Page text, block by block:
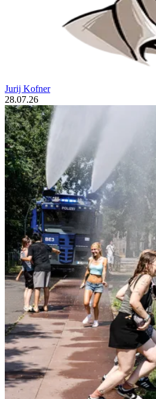
Jurij Kofner
28.07.26